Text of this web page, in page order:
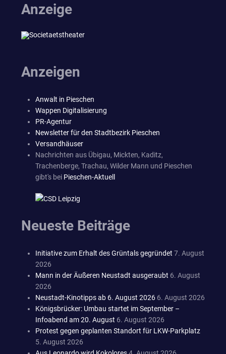
Anzeige
Anzeigen
Anwalt in Pieschen
Wappen Digitalisierung
PR-Agentur
Newsletter für den Stadtbezirk Pieschen
Versandhäuser
Nachrichten aus Übigau, Mickten, Kaditz,
Trachenberge, Trachau, Wilder Mann und Pieschen
gibt's bei Pieschen-Aktuell
Neueste Beiträge
Initiative zum Erhalt des Grüntals gegründet 7. August
2026
Mann in der Äußeren Neustadt ausgeraubt 6. August
2026
Neustadt-Kinotipps ab 6. August 2026 6. August 2026
Königsbrücker: Umbau startet im September –
Infoabend am 20. August 6. August 2026
Protest gegen geplanten Standort für LKW-Parkplatz
5. August 2026